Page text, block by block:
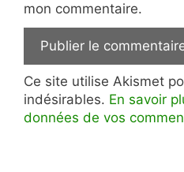
mon commentaire.
Ce site utilise Akismet
indésirables. En savoir
données de vos